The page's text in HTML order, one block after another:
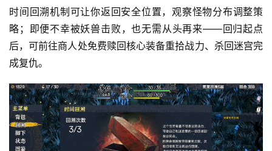
闲
游
戏
2
0
2
5
第
十
时间回溯机制可让你返回安全位置，观察怪物分布调整策
略；即便不幸被妖兽击败，也无需从头再来——回归起点
后，可前往商人处免费赎回核心装备重拾战力、杀回迷宫完
成复仇。